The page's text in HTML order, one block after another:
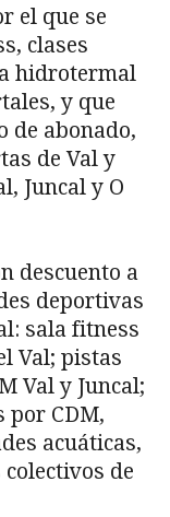
el que se
clases
hidrotermal
y que
de abonado,
de Val y
Juncal y O
descuento a
deportivas
sala fitness
Val; pistas
Val y Juncal;
por CDM,
acuáticas,
de